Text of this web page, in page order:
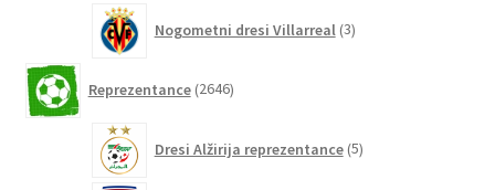
Nogometni dresi Villarreal 3izdelki
Reprezentance 2646izdelkov
Dresi Alžirija reprezentance 5izdelkov